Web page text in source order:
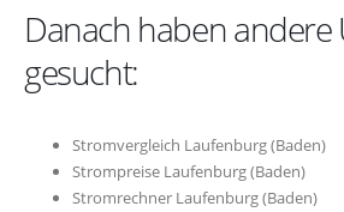
Danach haben andere
gesucht:
Stromvergleich Laufenburg (Baden)
Strompreise Laufenburg (Baden)
Stromrechner Laufenburg (Baden)